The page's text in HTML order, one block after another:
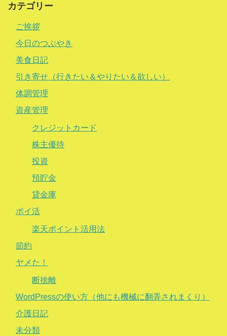
カテゴリー
ご挨拶
今日のつぶやき
美食日記
引き寄せ（行きたい＆やりたい＆欲しい）
体調管理
資産管理
クレジットカード
株主優待
投資
預貯金
貸金庫
ポイ活
楽天ポイント活用法
節約
ヤメた！
断捨離
WordPressの使い方（他にも機械に翻弄されまくり）
介護日記
未分類